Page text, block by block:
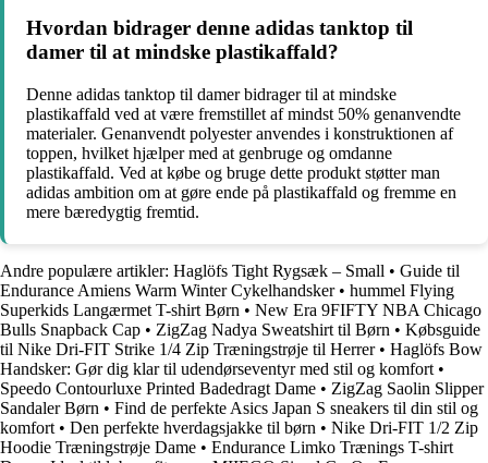
Hvordan bidrager denne adidas tanktop til
damer til at mindske plastikaffald?
Denne adidas tanktop til damer bidrager til at mindske
plastikaffald ved at være fremstillet af mindst 50% genanvendte
materialer. Genanvendt polyester anvendes i konstruktionen af
toppen, hvilket hjælper med at genbruge og omdanne
plastikaffald. Ved at købe og bruge dette produkt støtter man
adidas ambition om at gøre ende på plastikaffald og fremme en
mere bæredygtig fremtid.
Andre populære artikler: Haglöfs Tight Rygsæk – Small • Guide til
Endurance Amiens Warm Winter Cykelhandsker• hummel Flying
Superkids Langærmet T-shirt Børn • New Era 9FIFTY NBA Chicago
Bulls Snapback Cap • ZigZag Nadya Sweatshirt til Børn • Købsguide
til Nike Dri-FIT Strike 1/4 Zip Træningstrøje til Herrer• Haglöfs Bow
Handsker: Gør dig klar til udendørseventyr med stil og komfort •
Speedo Contourluxe Printed Badedragt Dame • ZigZag Saolin Slipper
Sandaler Børn • Find de perfekte Asics Japan S sneakers til din stil og
komfort • Den perfekte hverdagsjakke til børn • Nike Dri-FIT 1/2 Zip
Hoodie Træningstrøje Dame • Endurance Limko Trænings T-shirt